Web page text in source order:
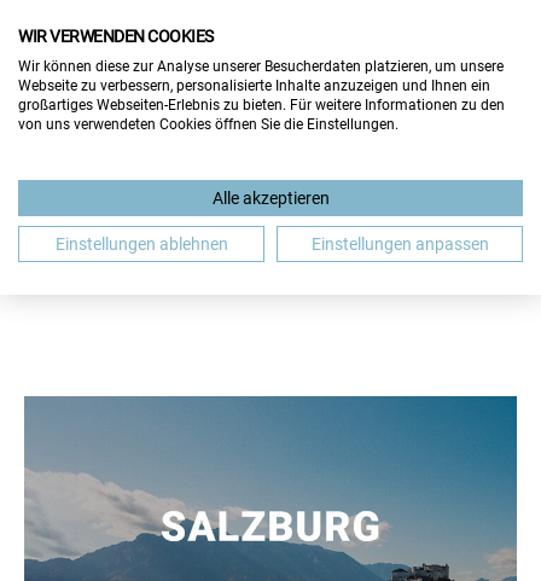
BEWERBUNG GASTBEITRAG GEHALT
JOBMESSE JOBSUCHE SALZBURG WIEN
WIR VERWENDEN COOKIES
Wir können diese zur Analyse unserer Besucherdaten platzieren, um unsere
Webseite zu verbessern, personalisierte Inhalte anzuzeigen und Ihnen ein
großartiges Webseiten-Erlebnis zu bieten. Für weitere Informationen zu den
von uns verwendeten Cookies öffnen Sie die Einstellungen.
Alle akzeptieren
Einstellungen ablehnen Einstellungen anpassen